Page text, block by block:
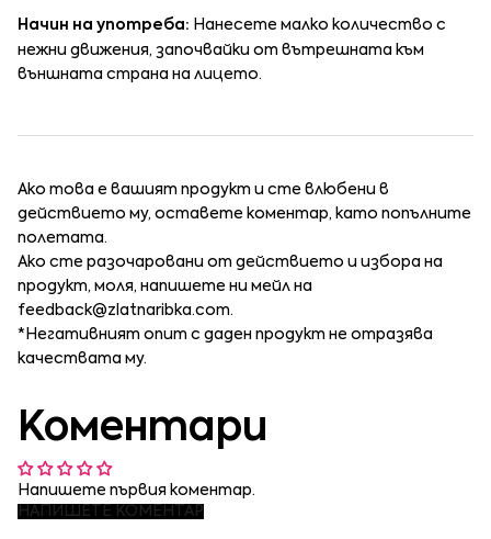
Начин на употреба: Нанесете малко количество с
нежни движения, започвайки от вътрешната към
външната страна на лицето.
Ако това е вашият продукт и сте влюбени в
действието му, оставете коментар, като попълните
полетата.
Ако сте разочаровани от действието и избора на
продукт, моля, напишете ни мейл на
feedback@zlatnaribka.com.
*Негативният опит с даден продукт не отразява
качествата му.
Коментари
Напишете първия коментар.
НАПИШЕТЕ КОМЕНТАР